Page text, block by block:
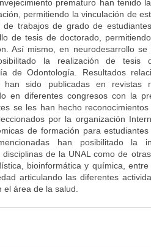
prematuro han tenido
permitiendo la vinculación de
trabajos de grado de
de tesis de doctorado,
Así mismo, en neurodesarrollo
la realización de tesis
de Odontología. Resultados
sido publicadas en revistas
en diferentes congresos con la
se les han hecho
por la organización
de formación para
han posibilitado la
de la UNAL como de
bioinformática y química,
articulando las diferentes
área de la salud.